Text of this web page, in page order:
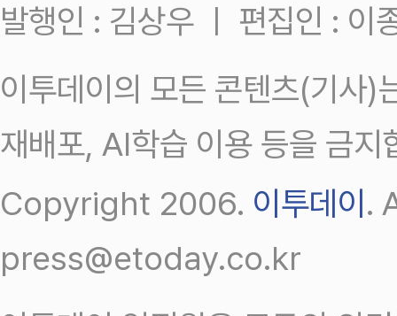
발행인 : 김상우 ㅣ 편집인 : 이
이투데이의 모든 콘텐츠(기사)
재배포, AI학습 이용 등을 금지
Copyright 2006. 이투데이.
press@etoday.co.kr